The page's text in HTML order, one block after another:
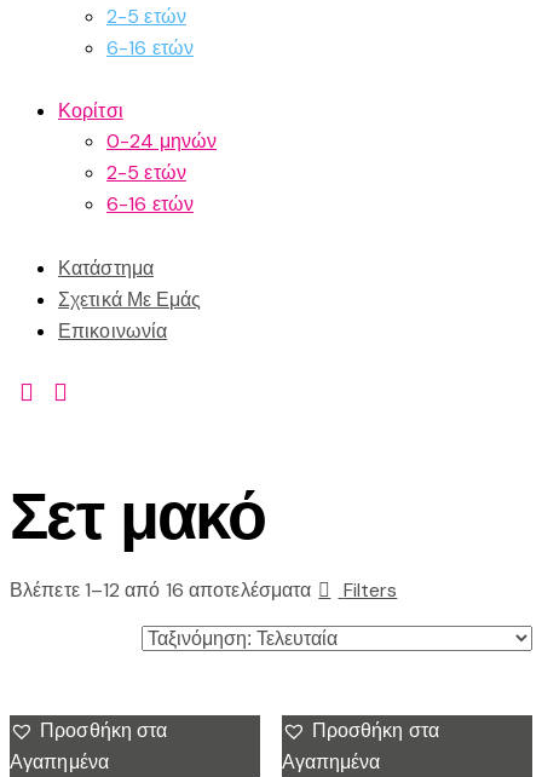
2-5 ετών
6-16 ετών
Κορίτσι
0-24 μηνών
2-5 ετών
6-16 ετών
Κατάστημα
Σχετικά Με Εμάς
Επικοινωνία
Σετ μακό
Βλέπετε 1–12 από 16 αποτελέσματα Filters
Προσθήκη στα
Αγαπημένα
Προσθήκη στα
Αγαπημένα